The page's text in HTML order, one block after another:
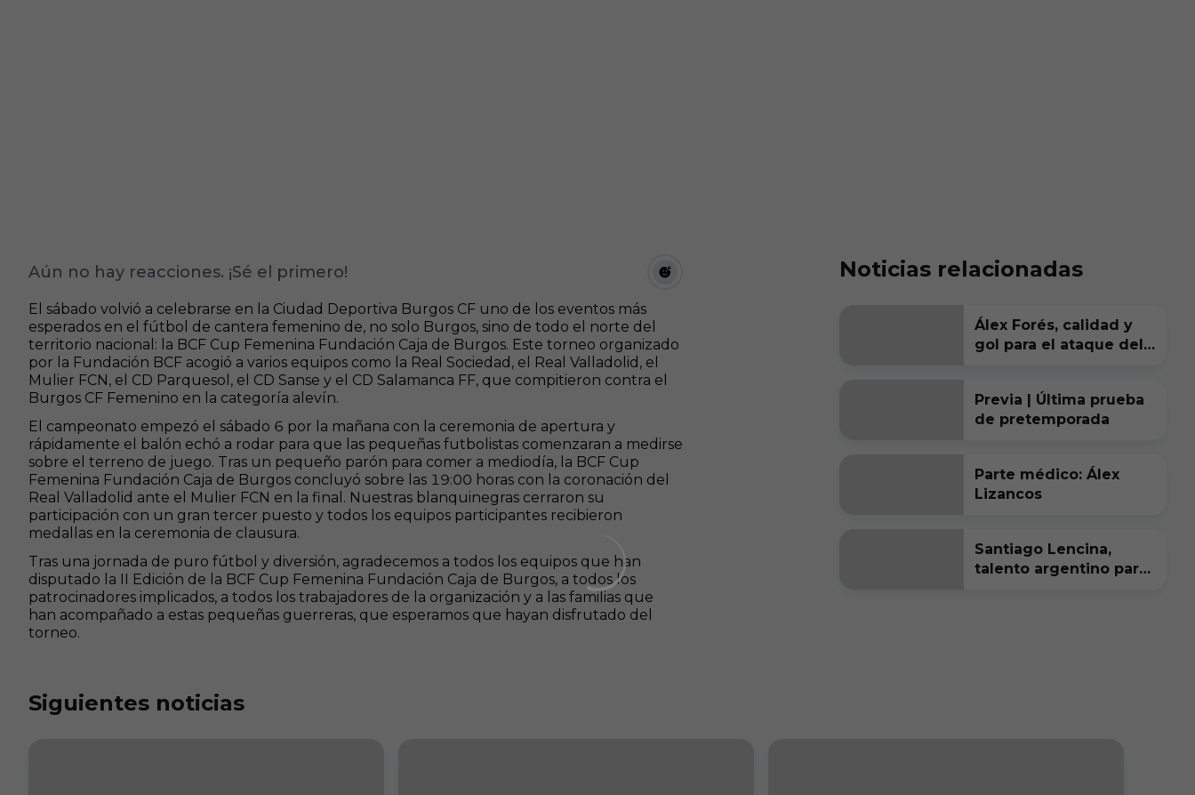
Aún no hay reacciones. ¡Sé el primero!
El sábado volvió a celebrarse en la Ciudad Deportiva Burgos CF uno de los eventos más
esperados en el fútbol de cantera femenino de, no solo Burgos, sino de todo el norte del
territorio nacional: la BCF Cup Femenina Fundación Caja de Burgos. Este torneo organizado
por la Fundación BCF acogió a varios equipos como la Real Sociedad, el Real Valladolid, el
Mulier FCN, el CD Parquesol, el CD Sanse y el CD Salamanca FF, que compitieron contra el
Burgos CF Femenino en la categoría alevín.
El campeonato empezó el sábado 6 por la mañana con la ceremonia de apertura y
rápidamente el balón echó a rodar para que las pequeñas futbolistas comenzaran a medirse
sobre el terreno de juego. Tras un pequeño parón para comer a mediodía, la BCF Cup
Femenina Fundación Caja de Burgos concluyó sobre las 19:00 horas con la coronación del
Real Valladolid ante el Mulier FCN en la final. Nuestras blanquinegras cerraron su
participación con un gran tercer puesto y todos los equipos participantes recibieron
medallas en la ceremonia de clausura.
Tras una jornada de puro fútbol y diversión, agradecemos a todos los equipos que han
disputado la II Edición de la BCF Cup Femenina Fundación Caja de Burgos, a todos los
patrocinadores implicados, a todos los trabajadores de la organización y a las familias que
han acompañado a estas pequeñas guerreras, que esperamos que hayan disfrutado del
torneo.
Noticias relacionadas
Álex Forés, calidad y
gol para el ataque del
Previa | Última prueba
de pretemporada
Parte médico: Álex
Lizancos
Santiago Lencina,
talento argentino para
Siguientes noticias